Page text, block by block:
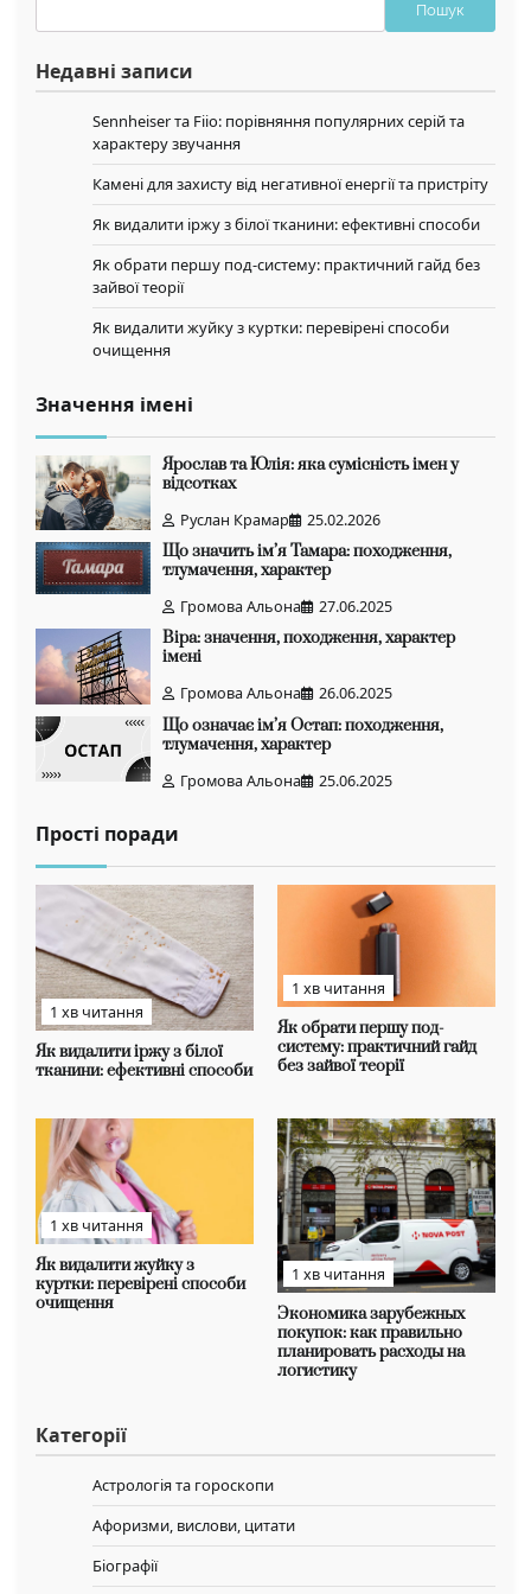
Пошук
Недавні записи
Sennheiser та Fiio: порівняння популярних серій та
характеру звучання
Камені для захисту від негативної енергії та пристріту
Як видалити іржу з білої тканини: ефективні способи
Як обрати першу под-систему: практичний гайд без
зайвої теорії
Як видалити жуйку з куртки: перевірені способи
очищення
Значення імені
Ярослав та Юлія: яка сумісність імен у
відсотках
Руслан Крамар
25.02.2026
Що значить ім’я Тамара: походження,
тлумачення, характер
Громова Альона
27.06.2025
Віра: значення, походження, характер
імені
Громова Альона
26.06.2025
Що означає ім’я Остап: походження,
тлумачення, характер
Громова Альона
25.06.2025
Прості поради
1 хв читання
Як видалити іржу з білої
тканини: ефективні способи
1 хв читання
Як обрати першу под-
систему: практичний гайд
без зайвої теорії
1 хв читання
Як видалити жуйку з
куртки: перевірені способи
очищення
1 хв читання
Экономика зарубежных
покупок: как правильно
планировать расходы на
логистику
Категорії
Астрологія та гороскопи
Афоризми, вислови, цитати
Біографії